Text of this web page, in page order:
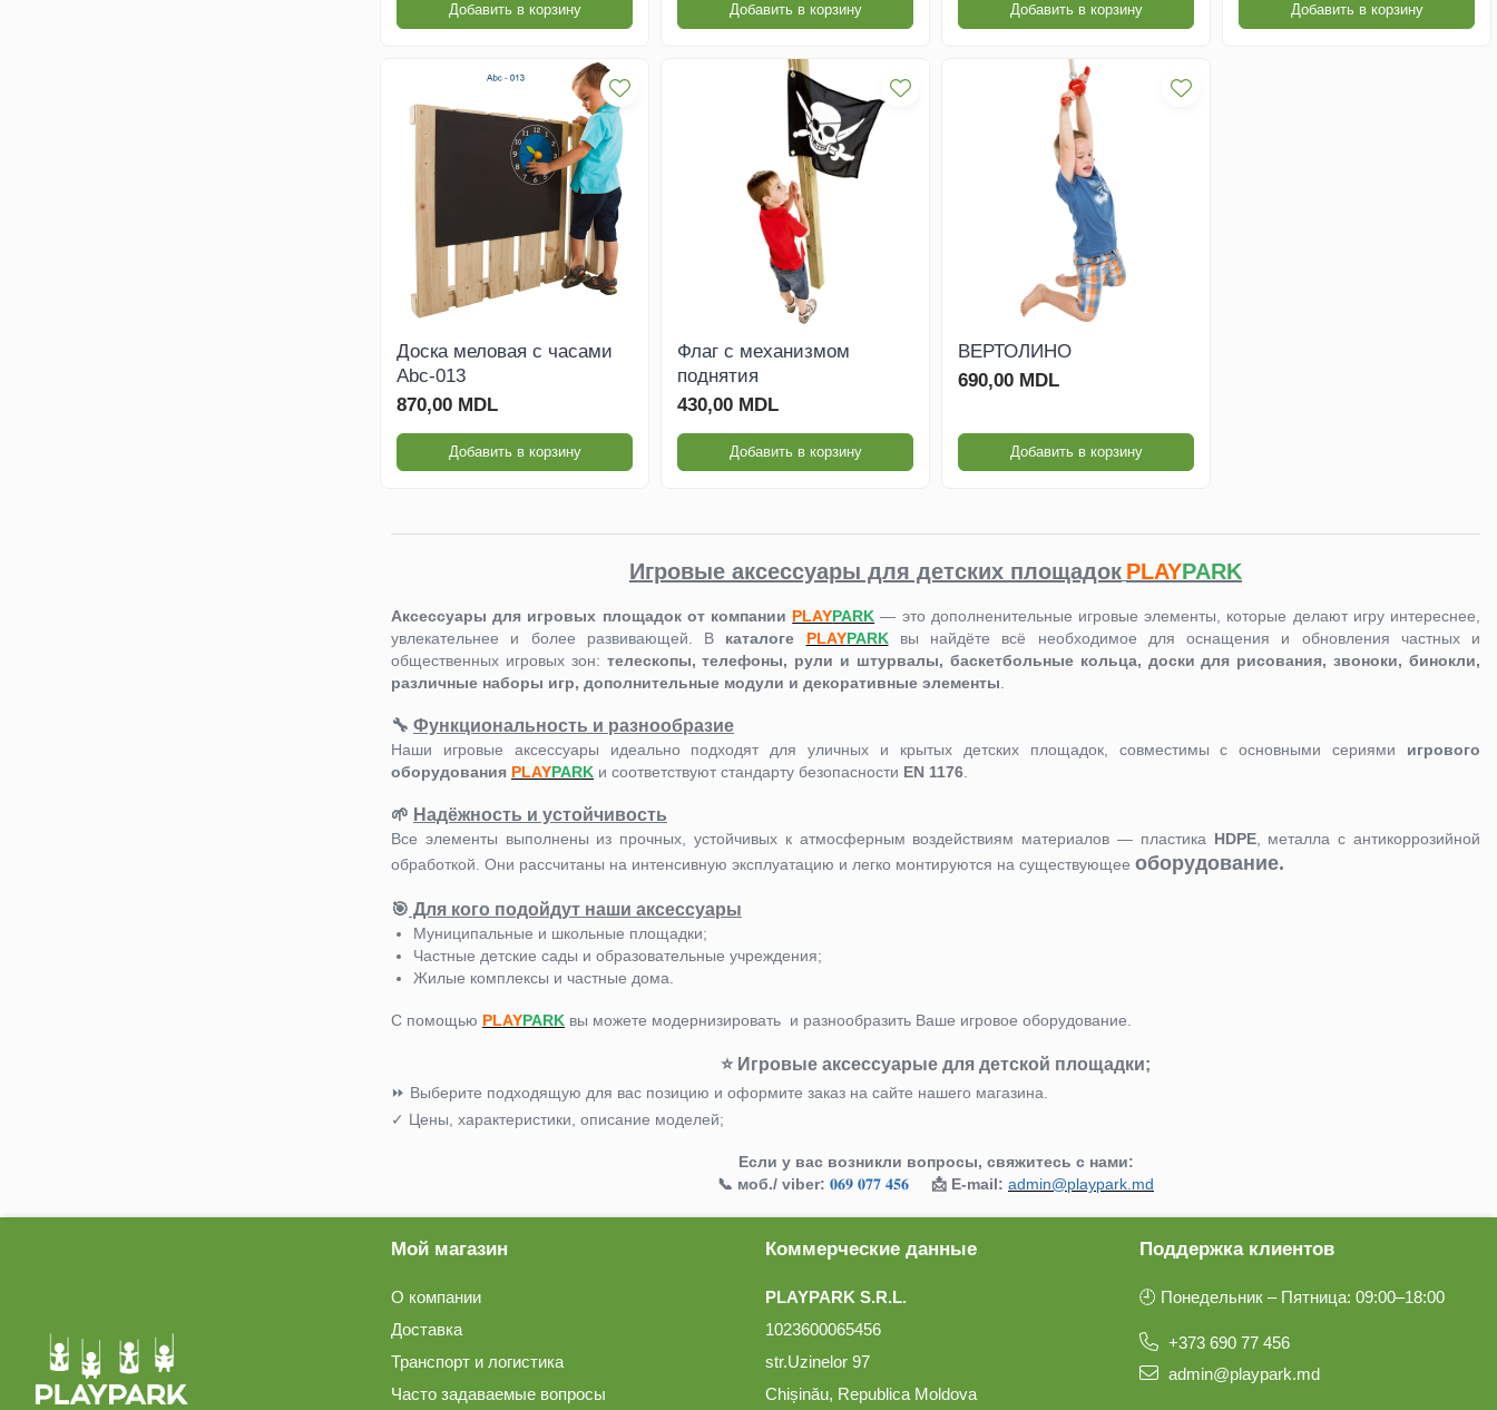
Интерактивные Панели
Добавить в корзину Добавить в корзину Добавить в корзину Добавить в корзину
Доска меловая с часами
Abc-013
870,00 MDL
Добавить в корзину
Флаг с механизмом
поднятия
430,00 MDL
Добавить в корзину
ВЕРТОЛИНО
690,00 MDL
Добавить в корзину
Игровые аксессуары для детских площадок PLAYPARK
Аксессуары для игровых площадок от компании PLAYPARK — это дополненительные игровые элементы, которые делают игру интереснее,
увлекательнее и более развивающей. В каталоге PLAYPARKвы найдёте всё необходимое для оснащения и обновления частных и
общественных игровых зон: телескопы, телефоны, рули и штурвалы, баскетбольные кольца, доски для рисования, звоноки, бинокли,
различные наборы игр, дополнительные модули и декоративные элементы
🔧 Функциональность и разнообразие
Наши игровые аксессуары идеально подходят для уличных и крытых детских площадок, совместимы с основными сериями игрового
оборудования PLAYPARK и соответствуют стандарту безопасности EN 1176
🌱 Надёжность и устойчивость
Все элементы выполнены из прочных, устойчивых к атмосферным воздействиям материалов — пластика HDPE, металла с антикоррозийной
обработкой. Они рассчитаны на интенсивную эксплуатацию и легко монтируются на существующее оборудование.
🎯 Для кого подойдут наши аксессуары
Муниципальные и школьные площадки;
Частные детские сады и образовательные учреждения;
Жилые комплексы и частные дома.
С помощью PLAYPARK вы можете модернизировать и разнообразить Ваше игровое оборудование.
⭐️ Игровые аксессуарые для детской площадки;
⏩ Выберите подходящую для вас позицию и оформите заказ на сайте нашего магазина.
✓ Цены, характеристики, описание моделей;
Если у вас возникли вопросы, свяжитесь с нами:
📞 моб./ viber: 𝟎𝟔𝟗 𝟎𝟕𝟕 𝟒𝟓𝟔 📩 E-mail: admin@playpark.md
Мой магазин
О компании
Доставка
Транспорт и логистика
Часто задаваемые вопросы
Коммерческие данные
PLAYPARK S.R.L.
1023600065456
str.Uzinelor 97
Chișinău, Republica Moldova
Поддержка клиентов
🕘 Понедельник – Пятница: 09:00–18:00
+373 690 77 456
admin@playpark.md